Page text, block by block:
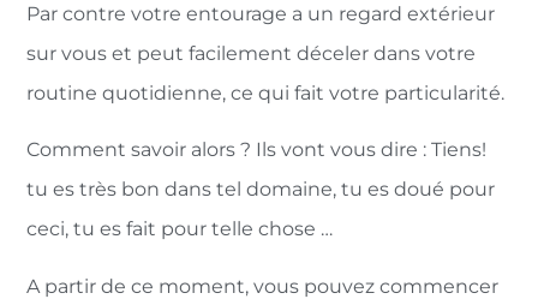
Par contre votre entourage a un regard extérieur
sur vous et peut facilement déceler dans votre
routine quotidienne, ce qui fait votre particularité.
Comment savoir alors ? Ils vont vous dire : Tiens!
tu es très bon dans tel domaine, tu es doué pour
ceci, tu es fait pour telle chose …
A partir de ce moment, vous pouvez commencer